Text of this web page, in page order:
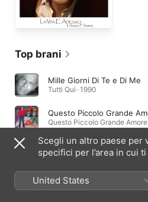
Top brani
Mille Giorni Di Te e Di Me
Tutti Qui · 1990
Questo Piccolo Grande
Questo Piccolo Grande Amore
La Vita E' Adesso
La vita è adesso · 1985
Scegli un altro paese per
specifici per l’area in cui
United States